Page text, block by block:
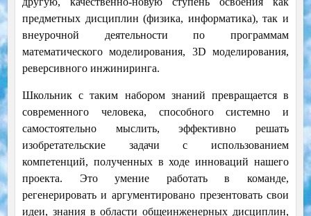
предметных дисциплин (физика, информатика), так и
внеурочной деятельности по программам
математического моделирования, 3D моделирования,
реверсивного инжиниринга.
Школьник с таким набором знаний превращается в
современного человека, способного системно и
самостоятельно мыслить, эффективно решать
изобретательские задачи с использованием
компетенций, полученных в ходе инноваций нашего
проекта. Это умение работать в команде,
регенерировать и аргументировано презентовать свои
идеи, знания в области общеинженерных дисциплин,